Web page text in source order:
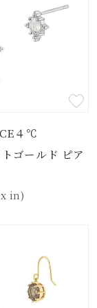
４℃
ゴールド ピア
in)